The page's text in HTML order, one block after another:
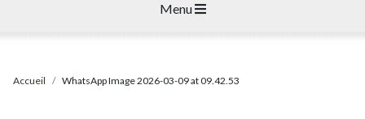
Menu
Accueil WhatsApp Image 2026-03-09 at 09.42.53